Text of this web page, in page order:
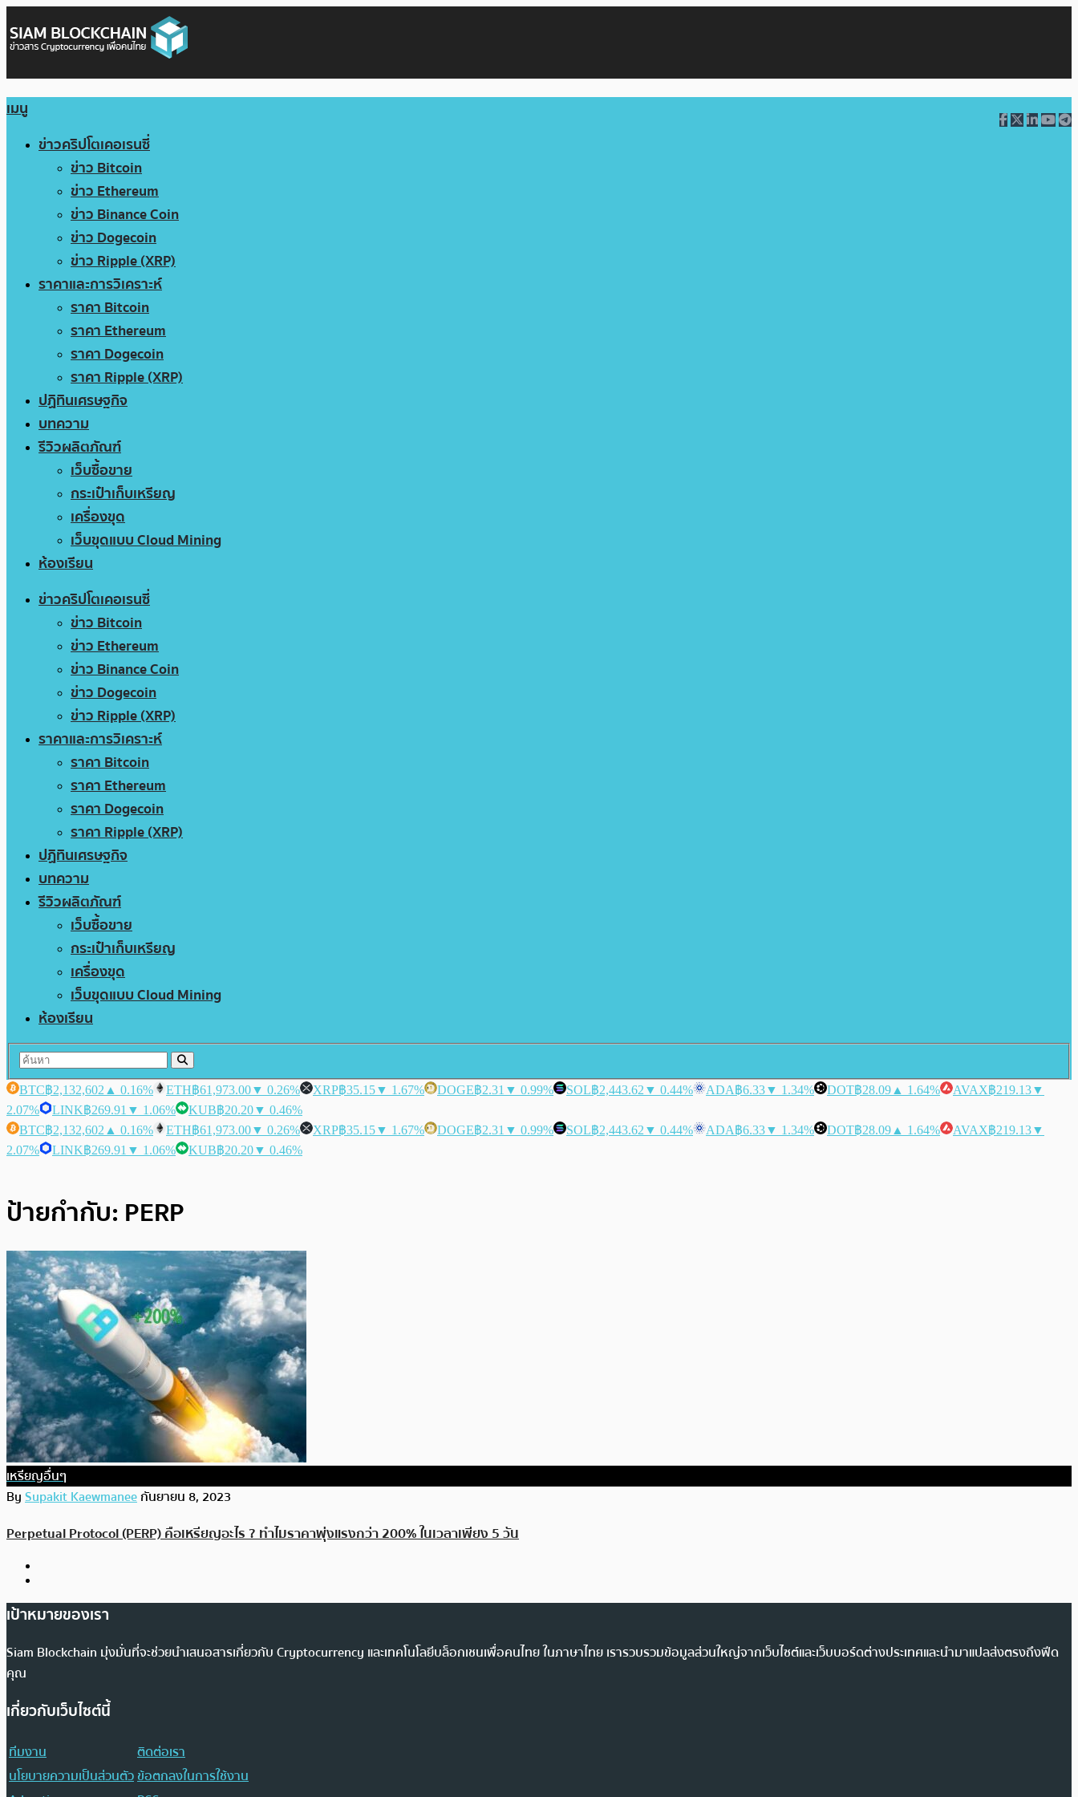
เมนู
ข่าวคริปโตเคอเรนซี่
ข่าว Bitcoin
ข่าว Ethereum
ข่าว Binance Coin
ข่าว Dogecoin
ข่าว Ripple (XRP)
ราคาและการวิเคราะห์
ราคา Bitcoin
ราคา Ethereum
ราคา Dogecoin
ราคา Ripple (XRP)
ปฏิทินเศรษฐกิจ
บทความ
รีวิวผลิตภัณฑ์
เว็บซื้อขาย
กระเป๋าเก็บเหรียญ
เครื่องขุด
เว็บขุดแบบ Cloud Mining
ห้องเรียน
ข่าวคริปโตเคอเรนซี่
ข่าว Bitcoin
ข่าว Ethereum
ข่าว Binance Coin
ข่าว Dogecoin
ข่าว Ripple (XRP)
ราคาและการวิเคราะห์
ราคา Bitcoin
ราคา Ethereum
ราคา Dogecoin
ราคา Ripple (XRP)
ปฏิทินเศรษฐกิจ
บทความ
รีวิวผลิตภัณฑ์
เว็บซื้อขาย
กระเป๋าเก็บเหรียญ
เครื่องขุด
เว็บขุดแบบ Cloud Mining
ห้องเรียน
BTC฿2,132,602 ▲ 0.16% ETH฿61,973.00▼ 0.26% XRP฿35.15▼ 1.67% DOGE฿2.31 ▼ 0.99% SOL฿2,443.62 ▼ 0.44% ADA฿6.33▼ 1.34% DOT฿28.09 ▲ 1.64% AVAX฿219.13▼
2.07%
LINK฿269.91 ▼ 1.06% KUB฿20.20▼ 0.46%
BTC฿2,132,602 ▲ 0.16% ETH฿61,973.00▼ 0.26% XRP฿35.15▼ 1.67% DOGE฿2.31 ▼ 0.99% SOL฿2,443.62 ▼ 0.44% ADA฿6.33▼ 1.34% DOT฿28.09 ▲ 1.64% AVAX฿219.13▼
2.07%
LINK฿269.91 ▼ 1.06% KUB฿20.20▼ 0.46%
ป้ายกำกับ: PERP
เหรียญอื่นๆ
BySupakit Kaewmaneeกันยายน 8, 2023
Perpetual Protocol (PERP) คือเหรียญอะไร ? ทำไมราคาพุ่งแรงกว่า 200% ในเวลาเพียง 5 วัน
เป้าหมายของเรา
Siam Blockchain มุ่งมั่นที่จะช่วยนำเสนอสารเกี่ยวกับ Cryptocurrency และเทคโนโลยีบล็อกเชนเพื่อคนไทย ในภาษาไทย เรารวบรวมข้อมูลส่วนใหญ่จากเว็บไซต์และเว็บบอร์ดต่างประเทศและนำมาแปลส่งตรงถึงฟีด
คุณ
เกี่ยวกับเว็บไซต์นี้
ทีมงาน
ติดต่อเรา
นโยบายความเป็นส่วนตัวข้อตกลงในการใช้งาน